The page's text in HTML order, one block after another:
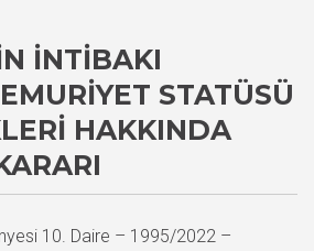
İNTIBAKI
STATÜSÜ
HAKKINDA
10. Daire – 1995/2022 –